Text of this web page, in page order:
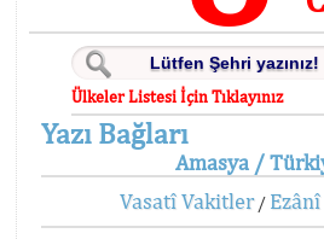
Ülkeler Listesi İçin Tıklayınız
Yazı Bağları
Amasya /
Vasatî Vakitler/